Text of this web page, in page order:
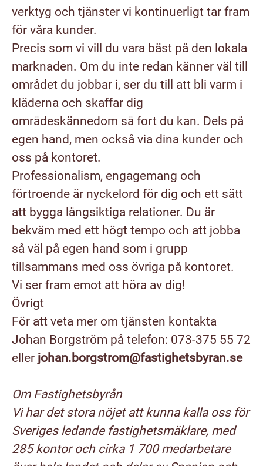
verktyg och tjänster vi kontinuerligt tar fram
för våra kunder.
Precis som vi vill du vara bäst på den lokala
marknaden. Om du inte redan känner väl till
området du jobbar i, ser du till att bli varm i
kläderna och skaffar dig
områdeskännedom så fort du kan. Dels på
egen hand, men också via dina kunder och
oss på kontoret.
Professionalism, engagemang och
förtroende är nyckelord för dig och ett sätt
att bygga långsiktiga relationer. Du är
bekväm med ett högt tempo och att jobba
så väl på egen hand som i grupp
tillsammans med oss övriga på kontoret.
Vi ser fram emot att höra av dig!
Övrigt
För att veta mer om tjänsten kontakta
Johan Borgström på telefon: 073-375 55 72
eller johan.borgstrom@fastighetsbyran.se
Om Fastighetsbyrån
Vi har det stora nöjet att kunna kalla oss för
Sveriges ledande fastighetsmäklare, med
285 kontor och cirka 1 700 medarbetare